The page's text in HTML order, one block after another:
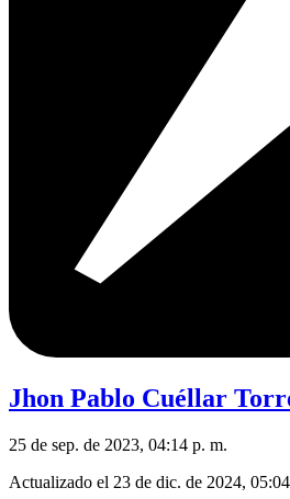
Jhon Pablo Cuéllar
25 de sep. de 2023, 04:14 p. m.
Actualizado el 23 de dic. de 2024,